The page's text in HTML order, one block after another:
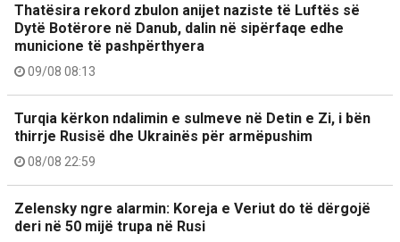
Thatësira rekord zbulon anijet naziste të Luftës së
Dytë Botërore në Danub, dalin në sipërfaqe edhe
municione të pashpërthyera
09/08 08:13
Turqia kërkon ndalimin e sulmeve në Detin e Zi, i bën
thirrje Rusisë dhe Ukrainës për armëpushim
08/08 22:59
Zelensky ngre alarmin: Koreja e Veriut do të dërgojë
deri në 50 mijë trupa në Rusi